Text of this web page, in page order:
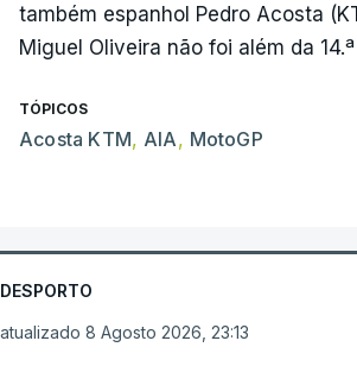
também espanhol Pedro Acosta
Miguel Oliveira não foi além da
TÓPICOS
Acosta KTM, AIA, MotoGP
DESPORTO
atualizado 8 Agosto 2026, 23:13